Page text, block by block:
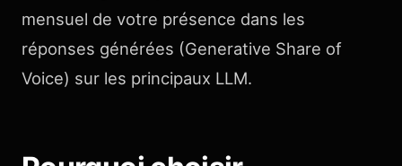
mensuel de votre présence dans les
réponses générées (Generative Share of
Voice) sur les principaux LLM.